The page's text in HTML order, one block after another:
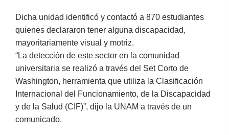
Dicha unidad identificó y contactó a 870 estudiantes
quienes declararon tener alguna discapacidad,
mayoritariamente visual y motriz.
“La detección de este sector en la comunidad
universitaria se realizó a través del Set Corto de
Washington, herramienta que utiliza la Clasificación
Internacional del Funcionamiento, de la Discapacidad
y de la Salud (CIF)”, dijo la UNAM a través de un
comunicado.